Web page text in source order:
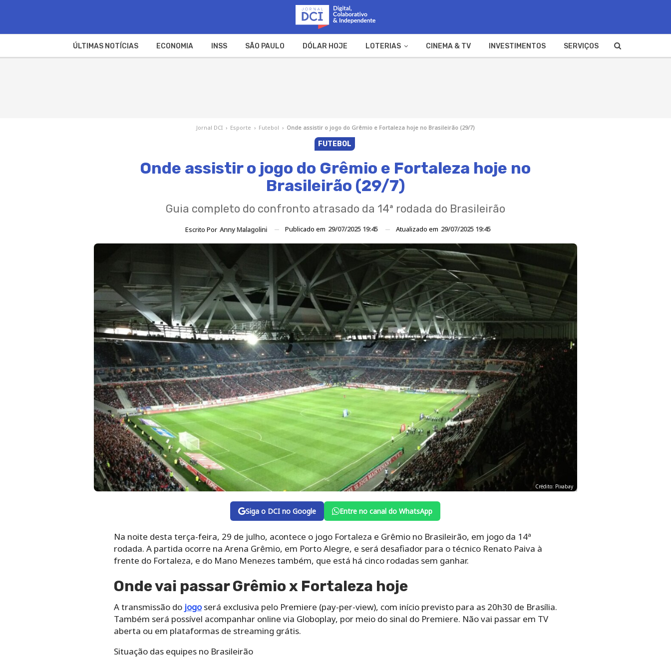
ÚLTIMAS NOTÍCIAS ECONOMIA INSS SÃO PAULO DÓLAR HOJE LOTERIAS CINEMA & TV INVESTIMENTOS SERVIÇOS
Jornal DCI › Esporte › Futebol › Onde assistir o jogo do Grêmio e Fortaleza hoje no Brasileirão (29/7)
FUTEBOL
Onde assistir o jogo do Grêmio e Fortaleza hoje no
Brasileirão (29/7)
Guia completo do confronto atrasado da 14ª rodada do Brasileirão
Escrito Por Anny Malagolini Publicado em 29/07/2025 19:45 Atualizado em 29/07/2025 19:45
Crédito: Pixabay
Siga o DCI no Google Entre no canal do WhatsApp
Na noite desta terça-feira, 29 de julho, acontece o jogo Fortaleza e Grêmio no Brasileirão, em jogo da 14ª
rodada. A partida ocorre na Arena Grêmio, em Porto Alegre, e será desafiador para o técnico Renato Paiva à
frente do Fortaleza, e do Mano Menezes também, que está há cinco rodadas sem ganhar.
Onde vai passar Grêmio x Fortaleza hoje
A transmissão do jogoserá exclusiva pelo Premiere (pay-per-view), com início previsto para as 20h30 de Brasília.
Também será possível acompanhar online via Globoplay, por meio do sinal do Premiere. Não vai passar em TV
aberta ou em plataformas de streaming grátis.
Situação das equipes no Brasileirão